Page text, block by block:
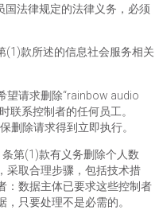
国法律规定的法律义务，必须
(1)款所述的信息社会服务相关
望请求删除“rainbow audio
联系控制者的任何员工。
删除请求得到立即执行。
第(1)款有义务删除个人数
采取合理步骤，包括技术措
：数据主体已要求这些控制者
只要处理不是必需的。